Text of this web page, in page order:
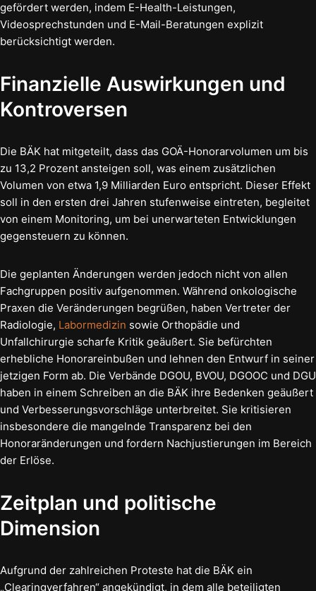
gefördert werden, indem E-Health-Leistungen,
Videosprechstunden und E-Mail-Beratungen explizit
berücksichtigt werden.
Finanzielle Auswirkungen und
Kontroversen
Die BÄK hat mitgeteilt, dass das GOÄ-Honorarvolumen um bis
zu 13,2 Prozent ansteigen soll, was einem zusätzlichen
Volumen von etwa 1,9 Milliarden Euro entspricht. Dieser Effekt
soll in den ersten drei Jahren stufenweise eintreten, begleitet
von einem Monitoring, um bei unerwarteten Entwicklungen
gegensteuern zu können.
Die geplanten Änderungen werden jedoch nicht von allen
Fachgruppen positiv aufgenommen. Während onkologische
Praxen die Veränderungen begrüßen, haben Vertreter der
Radiologie, Labormedizin sowie Orthopädie und
Unfallchirurgie scharfe Kritik geäußert. Sie befürchten
erhebliche Honorareinbußen und lehnen den Entwurf in seiner
jetzigen Form ab. Die Verbände DGOU, BVOU, DGOOC und DGU
haben in einem Schreiben an die BÄK ihre Bedenken geäußert
und Verbesserungsvorschläge unterbreitet. Sie kritisieren
insbesondere die mangelnde Transparenz bei den
Honoraränderungen und fordern Nachjustierungen im Bereich
der Erlöse.
Zeitplan und politische
Dimension
Aufgrund der zahlreichen Proteste hat die BÄK ein
„Clearingverfahren“ angekündigt, in dem alle beteiligten